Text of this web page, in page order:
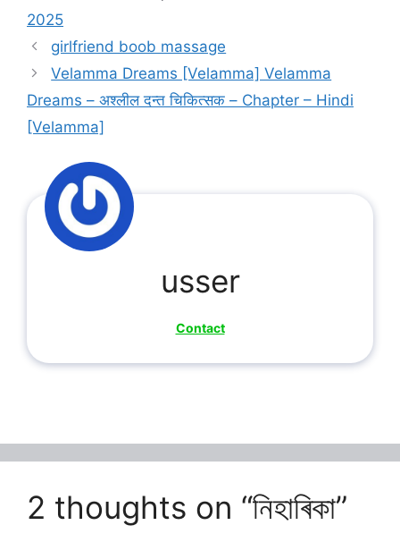
2025
girlfriend boob massage
Velamma Dreams [Velamma] Velamma
Dreams – अश्लील दन्त चिकित्सक – Chapter – Hindi
[Velamma]
usser
Contact
2 thoughts on “নিহাৰিকা”